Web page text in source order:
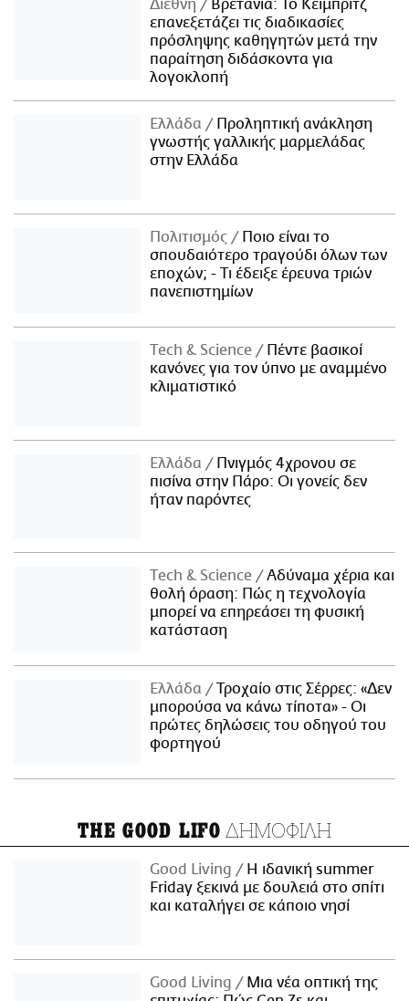
Διεθνή
Βρετανία: Το Κέιμπριτζ
επανεξετάζει τις διαδικασίες
πρόσληψης καθηγητών μετά την
παραίτηση διδάσκοντα για
λογοκλοπή
Ελλάδα
Προληπτική ανάκληση
γνωστής γαλλικής μαρμελάδας
στην Ελλάδα
Πολιτισμός
Ποιο είναι το
σπουδαιότερο τραγούδι όλων των
εποχών; - Τι έδειξε έρευνα τριών
πανεπιστημίων
Τech & Science
Πέντε βασικοί
κανόνες για τον ύπνο με αναμμένο
κλιματιστικό
Ελλάδα
Πνιγμός 4χρονου σε
πισίνα στην Πάρο: Οι γονείς δεν
ήταν παρόντες
Τech & Science
Αδύναμα χέρια και
θολή όραση: Πώς η τεχνολογία
μπορεί να επηρεάσει τη φυσική
κατάσταση
Ελλάδα
Τροχαίο στις Σέρρες: «Δεν
μπορούσα να κάνω τίποτα» - Οι
πρώτες δηλώσεις του οδηγού του
φορτηγού
THE GOOD LIFO ΔΗΜΟΦΙΛΗ
Good Living
Η ιδανική summer
Friday ξεκινά με δουλειά στο σπίτι
και καταλήγει σε κάποιο νησί
Good Living
Μια νέα οπτική της